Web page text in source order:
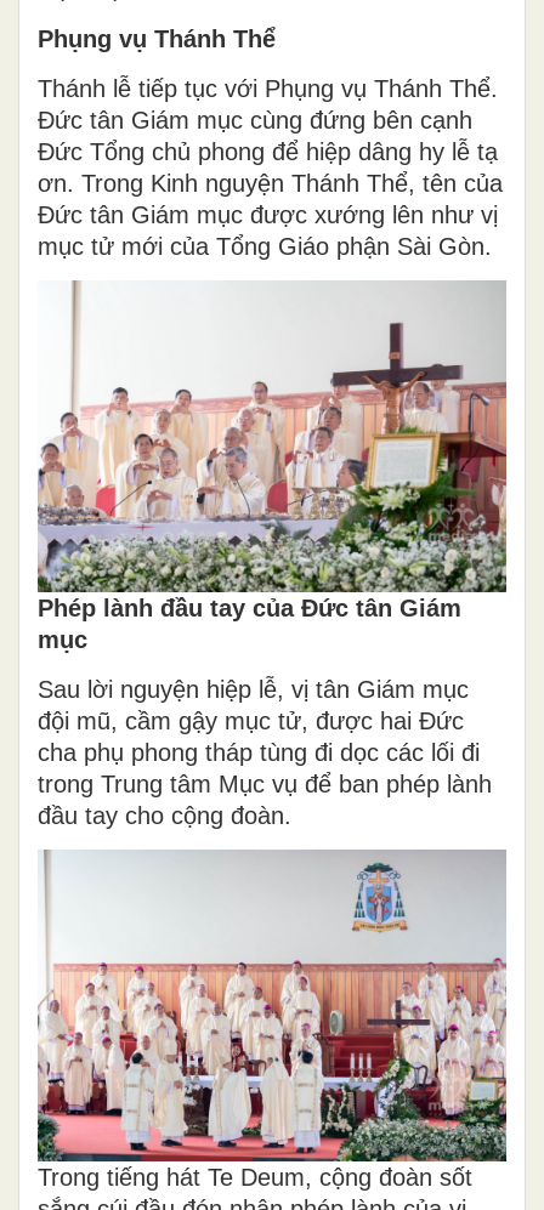
Phụng vụ Thánh Thể
Thánh lễ tiếp tục với Phụng vụ Thánh Thể.
Đức tân Giám mục cùng đứng bên cạnh
Đức Tổng chủ phong để hiệp dâng hy lễ tạ
ơn. Trong Kinh nguyện Thánh Thể, tên của
Đức tân Giám mục được xướng lên như vị
mục tử mới của Tổng Giáo phận Sài Gòn.
Phép lành đầu tay của Đức tân Giám
mục
Sau lời nguyện hiệp lễ, vị tân Giám mục
đội mũ, cầm gậy mục tử, được hai Đức
cha phụ phong tháp tùng đi dọc các lối đi
trong Trung tâm Mục vụ để ban phép lành
đầu tay cho cộng đoàn.
Trong tiếng hát Te Deum, cộng đoàn sốt